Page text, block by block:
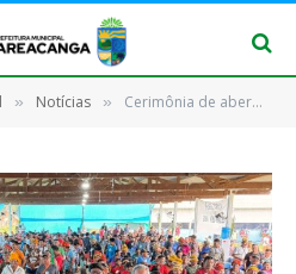
» Notícias » Cerimônia de abertura da Assembleia dos Povos Munduruku reúne lideranças e garante avanços para comunidades indígenas